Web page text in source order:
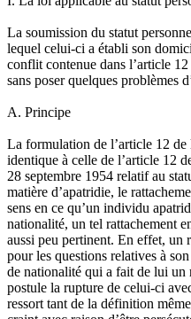
La soumission du statut
lequel celui-ci a établi son
conflit contenue dans l’article
sans poser quelques problèmes
A. Principe
La formulation de l’article 12 de
identique à celle de l’article 12
28 septembre 1954 relatif au
matière d’apatridie, le
sens en ce qu’un individu
nationalité, un tel rattachement
aussi peu pertinent. En effet, un
pour les questions relatives à
de nationalité qui a fait de lui
postule la rupture de celui-ci
ressort tant de la définition